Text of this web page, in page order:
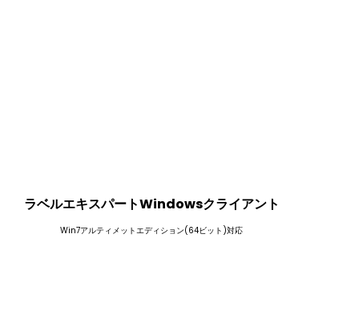
ラベルエキスパートWindowsクライアント
Win7アルティメットエディション(64ビット)対応